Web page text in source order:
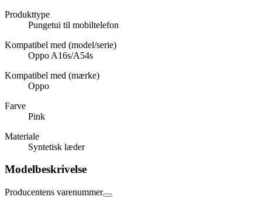
Produkttype
Pungetui til mobiltelefon
Kompatibel med (model/serie)
Oppo A16s/A54s
Kompatibel med (mærke)
Oppo
Farve
Pink
Materiale
Syntetisk læder
Modelbeskrivelse
Producentens varenummer